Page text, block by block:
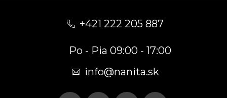
+421 222 205 887
Po - Pia 09:00 - 17:00
info@nanita.sk